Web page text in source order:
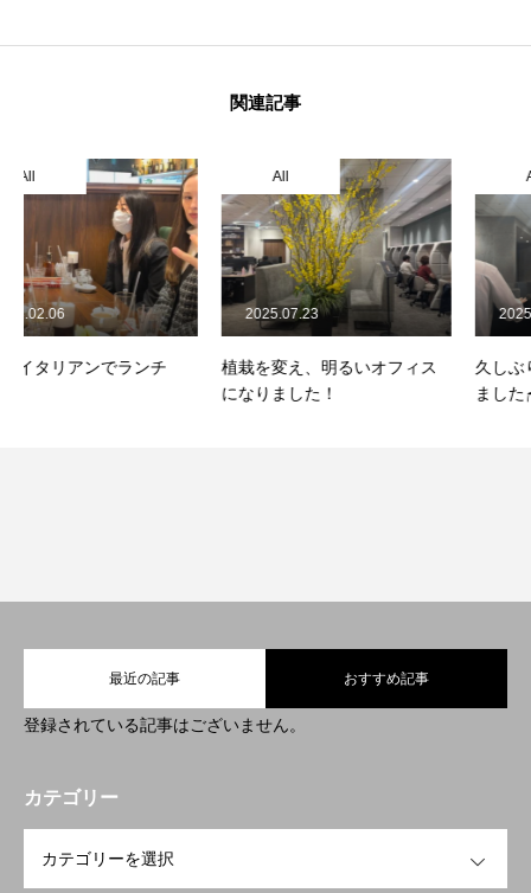
ホーム
COMPANY
BUSINESS
RECRUIT
関連記事
All
植栽を変え、明るいオフィス
2025.07.23
All
久しぶりの大移動席替えをし
ました🪑
2025.05.23
最近の記事 おすすめ記事
登録されている記事はございません。
カテゴリー